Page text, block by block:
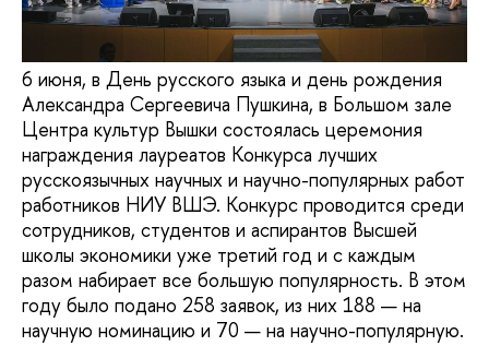
6 июня, в День русского языка и день рождения
Александра Сергеевича Пушкина, в Большом зале
Центра культур Вышки состоялась церемония
награждения лауреатов Конкурса лучших
русскоязычных научных и научно-популярных работ
работников НИУ ВШЭ. Конкурс проводится среди
сотрудников, студентов и аспирантов Высшей
школы экономики уже третий год и с каждым
разом набирает все большую популярность. В этом
году было подано 258 заявок, из них 188 — на
научную номинацию и 70 — на научно-популярную.